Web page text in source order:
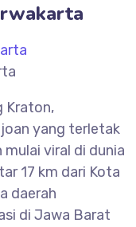
Kraton,
yang terletak
viral di dunia
17 km dari Kota
daerah
di Jawa Barat